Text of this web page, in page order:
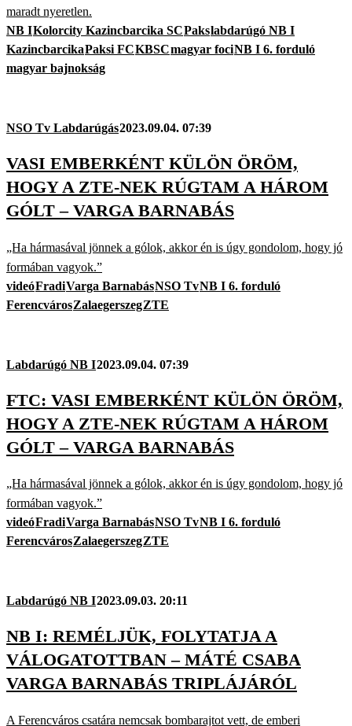
maradt nyeretlen.
NB IKolorcity Kazincbarcika SCPakslabdarúgó NB I
KazincbarcikaPaksi FCKBSCmagyar fociNB I 6. forduló
magyar bajnokság
NSO Tv Labdarúgás2023.09.04. 07:39
VASI EMBERKÉNT KÜLÖN ÖRÖM,
HOGY A ZTE-NEK RÚGTAM A HÁROM
GÓLT – VARGA BARNABÁS
„Ha hármasával jönnek a gólok, akkor én is úgy gondolom, hogy jó
formában vagyok.”
videóFradiVarga BarnabásNSO TvNB I 6. forduló
FerencvárosZalaegerszegZTE
Labdarúgó NB I2023.09.04. 07:39
FTC: VASI EMBERKÉNT KÜLÖN ÖRÖM,
HOGY A ZTE-NEK RÚGTAM A HÁROM
GÓLT – VARGA BARNABÁS
„Ha hármasával jönnek a gólok, akkor én is úgy gondolom, hogy jó
formában vagyok.”
videóFradiVarga BarnabásNSO TvNB I 6. forduló
FerencvárosZalaegerszegZTE
Labdarúgó NB I2023.09.03. 20:11
NB I: REMÉLJÜK, FOLYTATJA A
VÁLOGATOTTBAN – MÁTÉ CSABA
VARGA BARNABÁS TRIPLÁJÁRÓL
A Ferencváros csatára nemcsak bombarajtot vett, de emberi